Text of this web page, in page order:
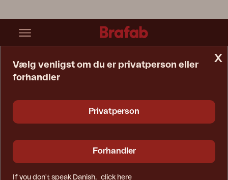
x
Vælg venligst om du er privatperson eller
forhandler
Privatperson
Forhandler
If you don't speak Danish, click here